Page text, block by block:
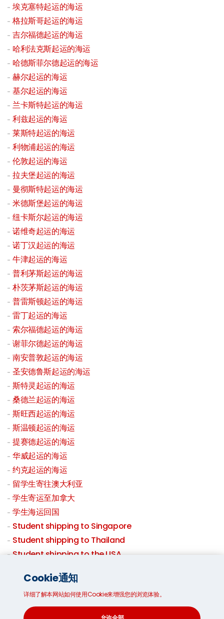
埃克塞特起运的海运
格拉斯哥起运的海运
吉尔福德起运的海运
哈利法克斯起运的海运
哈德斯菲尔德起运的海运
赫尔起运的海运
基尔起运的海运
兰卡斯特起运的海运
利兹起运的海运
莱斯特起运的海运
利物浦起运的海运
伦敦起运的海运
拉夫堡起运的海运
曼彻斯特起运的海运
米德斯堡起运的海运
纽卡斯尔起运的海运
诺维奇起运的海运
诺丁汉起运的海运
牛津起运的海运
普利茅斯起运的海运
朴茨茅斯起运的海运
普雷斯顿起运的海运
雷丁起运的海运
索尔福德起运的海运
谢菲尔德起运的海运
南安普敦起运的海运
圣安德鲁斯起运的海运
斯特灵起运的海运
桑德兰起运的海运
斯旺西起运的海运
斯温顿起运的海运
提赛德起运的海运
华威起运的海运
约克起运的海运
留学生寄往澳大利亚
学生寄运至加拿大
学生海运回国
Student shipping to Singapore
Student shipping to Thailand
Student shipping to the USA
Student shipping to New Zealand
Student shipping to South Africa
Student shipping to Taiwan
Cookie通知
详细了解本网站如何使用Cookie来增强您的浏览体验。